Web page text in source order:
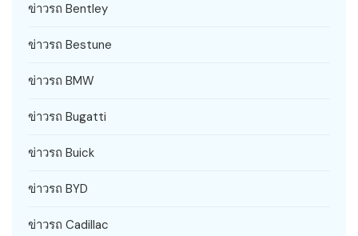
ข่าวรถ Bentley
ข่าวรถ Bestune
ข่าวรถ BMW
ข่าวรถ Bugatti
ข่าวรถ Buick
ข่าวรถ BYD
ข่าวรถ Cadillac